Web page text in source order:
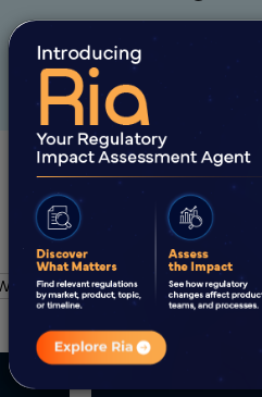
Was ist